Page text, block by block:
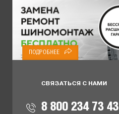
ПОДРОБНЕЕ
СВЯЗАТЬСЯ С НАМИ
8 800 234 73 43